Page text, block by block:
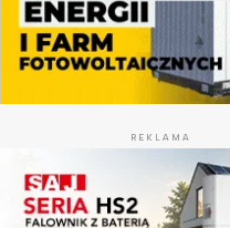
REKLAMA